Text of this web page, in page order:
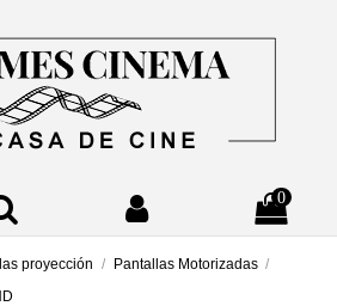
0
proyección
Pantallas Motorizadas